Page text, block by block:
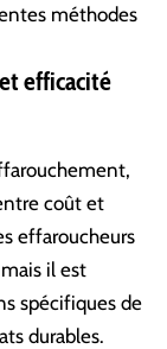
méthodes
efficacité
coût et
effaroucheurs
il est
spécifiques de
durables.